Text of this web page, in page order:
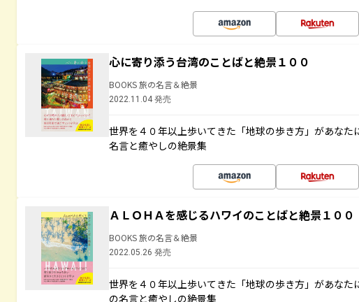
心に寄り添う台湾のことばと絶景１００
BOOKS 旅の名言＆絶景
2022.11.04 発売
世界を４０年以上歩いてきた「地球の歩き方」があな
名言と癒やしの絶景集
ＡＬＯＨＡを感じるハワイのことばと絶景１００
BOOKS 旅の名言＆絶景
2022.05.26 発売
世界を４０年以上歩いてきた「地球の歩き方」があなた
の名言と癒やしの絶景集